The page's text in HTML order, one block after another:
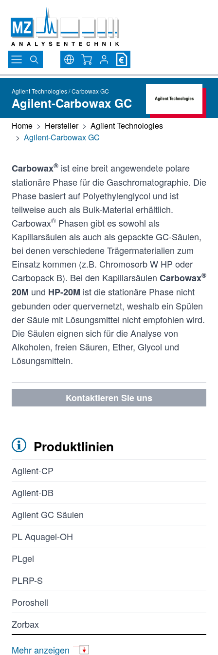
Direkt zum Inhalt
Warenkorb
Agilent Technologies / Carbowax GC
Agilent-Carbowax GC
Home > Hersteller > Agilent Technologies
> Agilent-Carbowax GC
Carbowax® ist eine breit angewendete polare
stationäre Phase für die Gaschromatographie. Die
Phase basiert auf Polyethylenglycol und ist
teilweise auch als Bulk-Material erhältlich.
Carbowax® Phasen gibt es sowohl als
Kapillarsäulen als auch als gepackte GC-Säulen,
bei denen verschiedene Trägermaterialien zum
Einsatz kommen (z.B. Chromosorb W HP oder
Carbopack B). Bei den Kapillarsäulen Carbowax®
20M und HP-20M ist die stationäre Phase nicht
gebunden oder quervernetzt, weshalb ein Spülen
der Säule mit Lösungsmittel nicht empfohlen wird.
Die Säulen eignen sich für die Analyse von
Alkoholen, freien Säuren, Ether, Glycol und
Lösungsmitteln.
Kontaktieren Sie uns
Produktlinien
Agilent-CP
Agilent-DB
Agilent GC Säulen
PL Aquagel-OH
PLgel
PLRP-S
Poroshell
Zorbax
AdvanceBio
Mehr anzeigen